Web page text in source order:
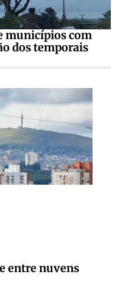
municípios com
dos temporais
entre nuvens